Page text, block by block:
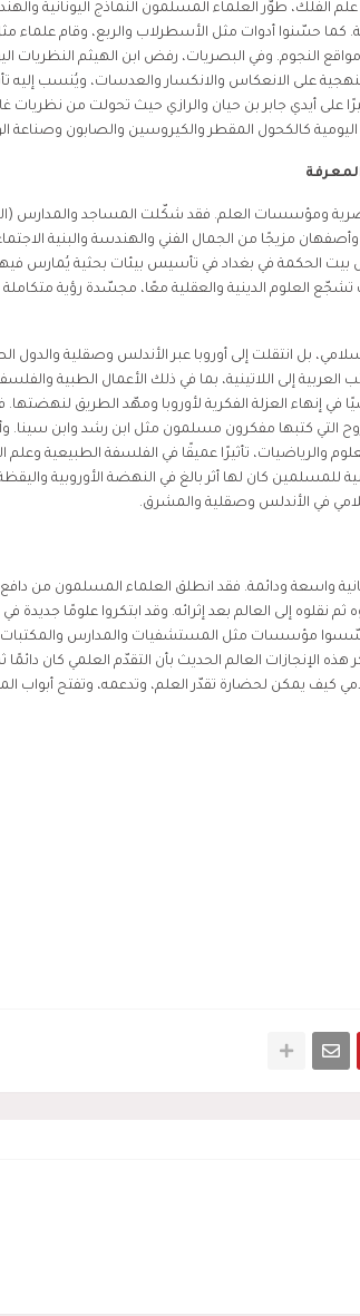
الفلك، طوّر العلماء المسلمون النماذج اليونانية
كما حسّنوا أدوات مثل الأسطرلاب والربع، وقام علماء
النجوم. وفي البصريات، رفض ابن الهيثم النظريات
منهجية على الانعكاس والانكسار والعدسات، ويُنسب
على أيدي جابر بن حيان والرازي حيث تحولت من نظريات
اليومية كالكحول المقطر والكيروسين والصابون وصناعة
ومؤسسات العلم. فقد شكّلت المساجد والمدارس
مزيجًا من الجمال الفني والهندسة والبنية
بيت الحكمة في بغداد في تأسيس بيئات بحثية يُمارس
العلوم الدينية والعقلية معًا، مجسّدة رؤية متكاملة
بل انتقلت إلى أوروبا عبر الأندلس وصقلية والدول
إلى اللاتينية، بما في ذلك الأعمال الطبية
في إنهاء العزلة الفكرية لأوروبا ومهّد الطريق
التي كتبها مفكرون مسلمون مثل ابن رشد وابن سينا.
والرياضيات، تأثيرًا عميقًا في الفلسفة الطبيعية وعلم
للمسلمين كان لها أثر بالغ في النهضة الأوروبية
في الأندلس وصقلية والمشرق.
واسعة ودائمة. فقد انطلق العلماء المسلمون من دافع
نقلوه إلى العالم بعد إثرائه. وقد ابتكروا علومًا جديدة
وأسّسوا مؤسسات مثل المستشفيات والمدارس والمكتبات
الإنجازات العالم الحديث بأن التقدّم العلمي كان
كيف يمكن لحضارة تقدّر العلم، وتدعمه، وتفتح أبواب